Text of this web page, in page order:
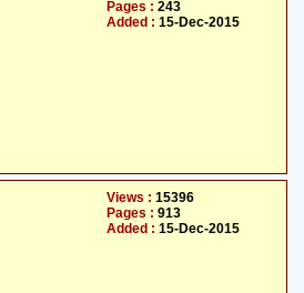
Pages : 243
Added : 15-Dec-2015
Views : 15396
Pages : 913
Added : 15-Dec-2015